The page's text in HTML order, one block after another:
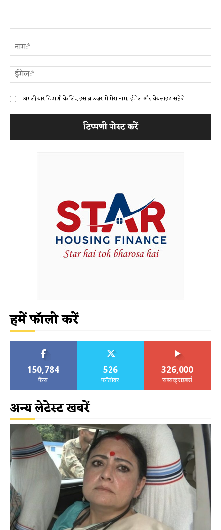
अगली बार टिप्पणी के लिए इस ब्राउज़र में मेरा नाम, ईमेल और वेबसाइट सहेजें
हमें फॉलो करें
150,784
फैंस
526
फॉलोवर
326,000
सब्सक्राइबर्स
अन्य लेटेस्ट खबरें